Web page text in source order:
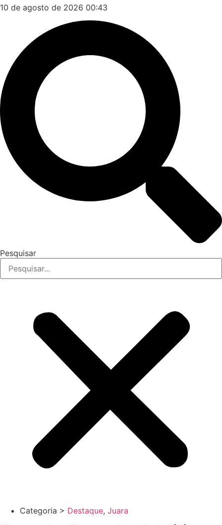
10 de agosto de 2026 00:43
Pesquisar
Categoria > Destaque, Juara